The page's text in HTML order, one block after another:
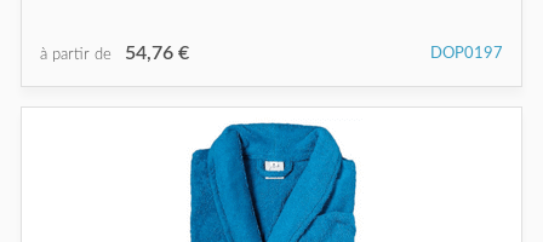
à partir de 54,76 € DOP0197